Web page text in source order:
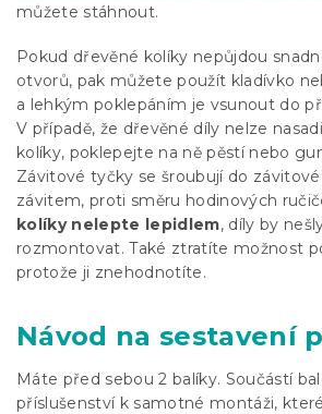
můžete stáhnout.
Pokud dřevěné kolíky nepůjdou
otvorů, pak můžete použít kladívko
a lehkým poklepáním je vsunout do
V případě, že dřevěné díly nelze
kolíky, poklepejte na ně pěstí nebo
Závitové tyčky se šroubují do
závitem, proti směru hodinových
kolíky nelepte lepidlem, díly by
rozmontovat. Také ztratíte možnost
protože ji znehodnotíte.
Návod na sestavení
Máte před sebou 2 balíky. Součástí
příslušenství k samotné montáži,